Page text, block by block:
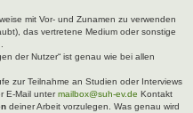
mit Vor- und Zunamen zu verwenden
das vertretene Medium oder sonstige
der Nutzer“ ist genau wie bei allen
zur Teilnahme an Studien oder Interviews
E-Mail untermailbox@suh-ev.de Kontakt
deiner Arbeit vorzulegen. Was genau wird